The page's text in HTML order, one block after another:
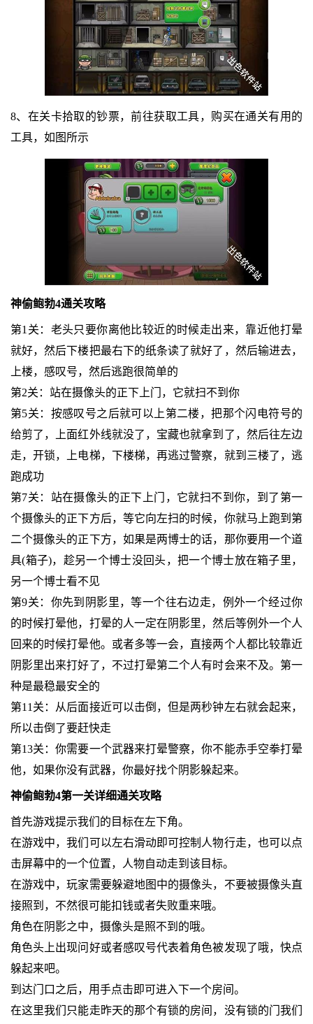
8、在关卡拾取的钞票，前往获取工具，购买在通关有用的
工具，如图所示
神偷鲍勃4通关攻略
第1关：老头只要你离他比较近的时候走出来，靠近他打晕
就好，然后下楼把最右下的纸条读了就好了，然后输进去，
上楼，感叹号，然后逃跑很简单的
第2关：站在摄像头的正下上门，它就扫不到你
第5关：按感叹号之后就可以上第二楼，把那个闪电符号的
给剪了，上面红外线就没了，宝藏也就拿到了，然后往左边
走，开锁，上电梯，下楼梯，再逃过警察，就到三楼了，逃
跑成功
第7关：站在摄像头的正下上门，它就扫不到你，到了第一
个摄像头的正下方后，等它向左扫的时候，你就马上跑到第
二个摄像头的正下方，如果是两博士的话，那你要用一个道
具(箱子)，趁另一个博士没回头，把一个博士放在箱子里，
另一个博士看不见
第9关：你先到阴影里，等一个往右边走，例外一个经过你
的时候打晕他，打晕的人一定在阴影里，然后等例外一个人
回来的时候打晕他。或者多等一会，直接两个人都比较靠近
阴影里出来打好了，不过打晕第二个人有时会来不及。第一
种是最稳最安全的
第11关：从后面接近可以击倒，但是两秒钟左右就会起来，
所以击倒了要赶快走
第13关：你需要一个武器来打晕警察，你不能赤手空拳打晕
他，如果你没有武器，你最好找个阴影躲起来。
神偷鲍勃4第一关详细通关攻略
首先游戏提示我们的目标在左下角。
在游戏中，我们可以左右滑动即可控制人物行走，也可以点
击屏幕中的一个位置，人物自动走到该目标。
在游戏中，玩家需要躲避地图中的摄像头，不要被摄像头直
接照到，不然很可能扣钱或者失败重来哦。
角色在阴影之中，摄像头是照不到的哦。
角色头上出现问好或者感叹号代表着角色被发现了哦，快点
躲起来吧。
到达门口之后，用手点击即可进入下一个房间。
在这里我们只能走昨天的那个有锁的房间，没有锁的门我们